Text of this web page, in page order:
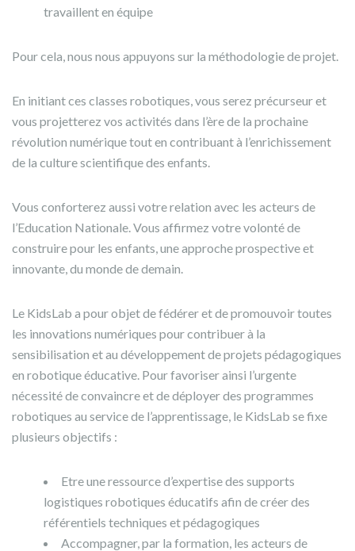
travaillent en équipe
Pour cela, nous nous appuyons sur la méthodologie de projet.
En initiant ces classes robotiques, vous serez précurseur et
vous projetterez vos activités dans l’ère de la prochaine
révolution numérique tout en contribuant à l’enrichissement
de la culture scientifique des enfants.
Vous conforterez aussi votre relation avec les acteurs de
l’Education Nationale. Vous affirmez votre volonté de
construire pour les enfants, une approche prospective et
innovante, du monde de demain.
Le KidsLab a pour objet de fédérer et de promouvoir toutes
les innovations numériques pour contribuer à la
sensibilisation et au développement de projets pédagogiques
en robotique éducative. Pour favoriser ainsi l’urgente
nécessité de convaincre et de déployer des programmes
robotiques au service de l’apprentissage, le KidsLab se fixe
plusieurs objectifs :
Etre une ressource d’expertise des supports
logistiques robotiques éducatifs afin de créer des
référentiels techniques et pédagogiques
Accompagner, par la formation, les acteurs de